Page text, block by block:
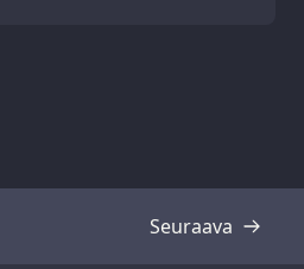
Seuraava
Transkriptio